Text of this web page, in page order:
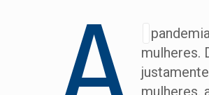
mulheres.
mulheres,